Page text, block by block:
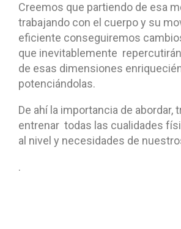
Creemos que partiendo de esa
trabajando con el cuerpo y su
eficiente conseguiremos
que inevitablemente
de esas dimensiones
potenciándolas.
De ahí la importancia de abordar,
entrenar todas las cualidades
al nivel y necesidades de
.